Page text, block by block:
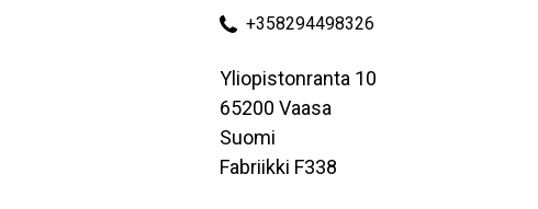
+358294498326
Yliopistonranta 10
65200 Vaasa
Suomi
Fabriikki F338